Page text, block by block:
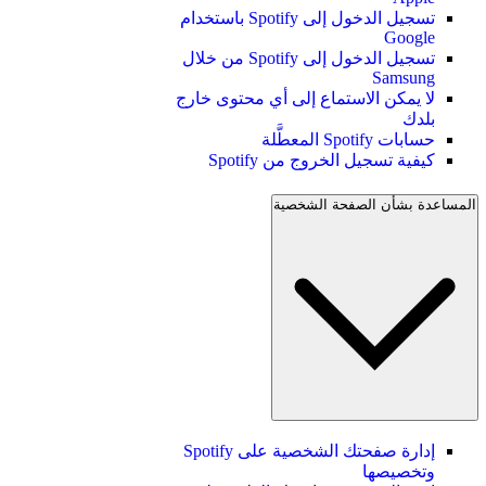
تسجيل الدخول إلى Spotify باستخدام
Google
تسجيل الدخول إلى Spotify من خلال
Samsung
لا يمكن الاستماع إلى أي محتوى خارج
بلدك
حسابات Spotify المعطَّلة
كيفية تسجيل الخروج من Spotify
المساعدة بشأن الصفحة الشخصية
إدارة صفحتك الشخصية على Spotify
وتخصيصها